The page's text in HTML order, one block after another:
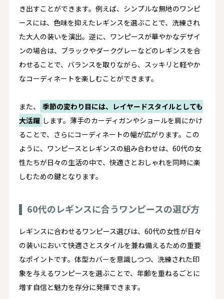
き出すことができます。例えば、シンプルな無地のワンピ
ースには、色味を抑えたレギンスを選ぶことで、洗練され
た大人の装いを演出。逆に、ワンピースが華やかなデザイ
ンの場合は、ブラックやダークグレーなどのレギンスを合
わせることで、バランスを取りながら、スッキリと軽やか
なコーディネートを楽しむことができます。
また、
季節の変わり目には、レイヤードスタイルとしても
大活躍 します。薄手のカーディガンやショールを肩にかけ
ることで、さらにコーディネートの幅が広がります。この
ように、ワンピースとレギンスの組み合わせは、60代の女
性たちが日々の生活の中で、快適さとおしゃれを同時に楽
しむための鍵となります。
60代のレギンスに合うワンピースの選び方
レギンスに合わせるワンピース選びは、60代の女性が日々
の装いにおいて快適さとスタイルを兼ね備えるための重要
なポイントです。体型カバーを意識しつつ、洗練された印
象を与えるワンピースを選ぶことで、年齢を重ねるごとに
増す自信と魅力を存分に発揮できます。